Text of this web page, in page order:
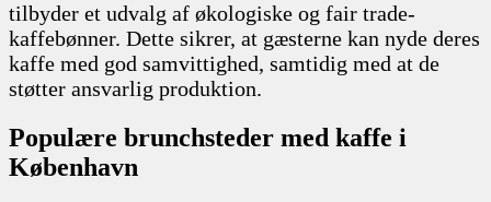
tilbyder et udvalg af økologiske og fair trade-
kaffebønner. Dette sikrer, at gæsterne kan nyde deres
kaffe med god samvittighed, samtidig med at de
støtter ansvarlig produktion.
Populære brunchsteder med kaffe i
København